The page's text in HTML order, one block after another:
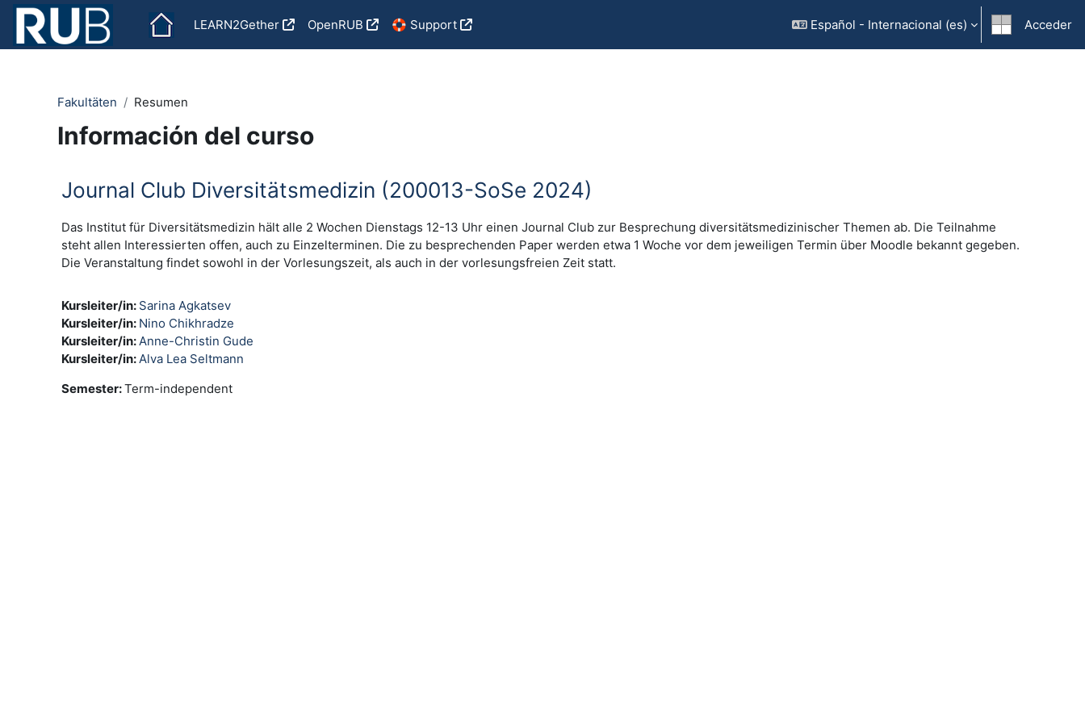
Salta al contenido principal
LEARN2Gether
OpenRUB 🛟 Support Español - Internacional ‎(es)‎ Acceder
Fakultäten Resumen
Información del curso
Journal Club Diversitätsmedizin (200013-SoSe 2024)
Das Institut für Diversitätsmedizin hält alle 2 Wochen Dienstags 12-13 Uhr einen Journal Club zur Besprechung diversitätsmedizinischer Themen ab. Die Teilnahme
steht allen Interessierten offen, auch zu Einzelterminen. Die zu besprechenden Paper werden etwa 1 Woche vor dem jeweiligen Termin über Moodle bekannt gegeben.
Die Veranstaltung findet sowohl in der Vorlesungszeit, als auch in der vorlesungsfreien Zeit statt.
Kursleiter/in: Sarina Agkatsev
Kursleiter/in: Nino Chikhradze
Kursleiter/in:Anne-Christin Gude
Kursleiter/in:Alva Lea Seltmann
Semester:Term-independent